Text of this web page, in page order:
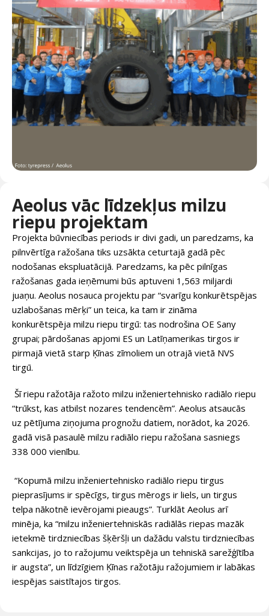
Aeolus vāc līdzekļus milzu
riepu projektam
Projekta būvniecības periods ir divi gadi, un paredzams, ka
pilnvērtīga ražošana tiks uzsākta ceturtajā gadā pēc
nodošanas ekspluatācijā. Paredzams, ka pēc pilnīgas
ražošanas gada ieņēmumi būs aptuveni 1,563 miljardi
juaņu. Aeolus nosauca projektu par “svarīgu konkurētspējas
uzlabošanas mērķi” un teica, ka tam ir zināma
konkurētspēja milzu riepu tirgū: tas nodrošina OE Sany
grupai; pārdošanas apjomi ES un Latīņamerikas tirgos ir
pirmajā vietā starp Ķīnas zīmoliem un otrajā vietā NVS
tirgū.
Šī riepu ražotāja ražoto milzu inženiertehnisko radiālo riepu
“trūkst, kas atbilst nozares tendencēm”. Aeolus atsaucās
uz pētījuma ziņojuma prognožu datiem, norādot, ka 2026.
gadā visā pasaulē milzu radiālo riepu ražošana sasniegs
338 000 vienību.
“Kopumā milzu inženiertehnisko radiālo riepu tirgus
pieprasījums ir spēcīgs, tirgus mērogs ir liels, un tirgus
telpa nākotnē ievērojami pieaugs”. Turklāt Aeolus arī
minēja, ka “milzu inženiertehniskās radiālās riepas mazāk
ietekmē tirdzniecības šķēršļi un dažādu valstu tirdzniecības
sankcijas, jo to ražojumu veiktspēja un tehniskā sarežģītība
ir augsta”, un līdzīgiem Ķīnas ražotāju ražojumiem ir labākas
iespējas saistītajos tirgos.